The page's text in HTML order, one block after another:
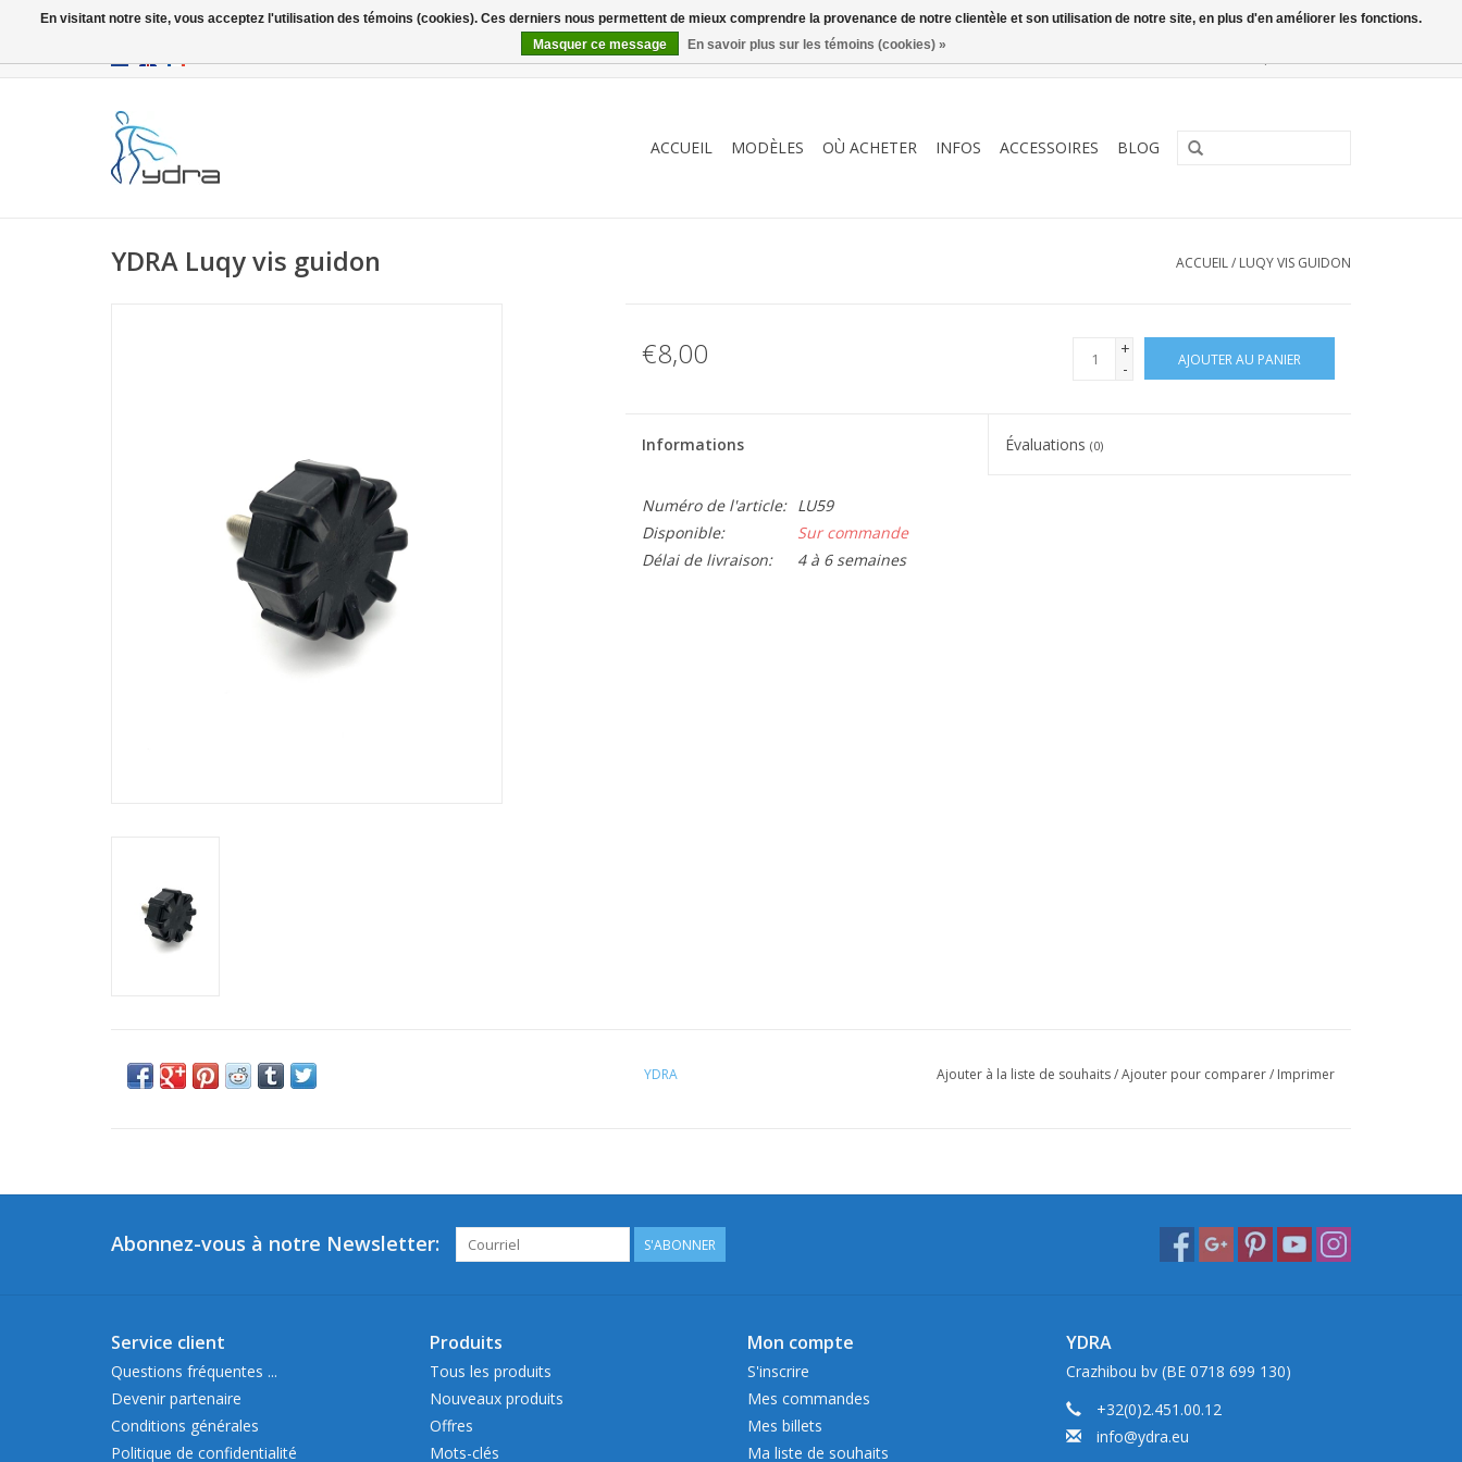
ACCUEIL MODÈLES OÙ ACHETER INFOS ACCESSOIRES BLOG
YDRA Luqy vis guidon ACCUEIL/ LUQY VIS GUIDON
€8,00
+
-
AJOUTER AU PANIER
Informations Évaluations(0)
Numéro de l'article:
LU59
Disponible:
Sur commande
Délai de livraison:
4 à 6 semaines
YDRA Ajouter à la liste de souhaits/Ajouter pour comparer/ Imprimer
Abonnez-vous à notre Newsletter: S'ABONNER
Service client
Questions fréquentes ...
Devenir partenaire
Conditions générales
Politique de confidentialité
Produits
Tous les produits
Nouveaux produits
Offres
Mots-clés
Mon compte
S'inscrire
Mes commandes
Mes billets
Ma liste de souhaits
YDRA
Crazhibou bv (BE 0718 699 130)
+32(0)2.451.00.12
info@ydra.eu
En visitant notre site, vous acceptez l'utilisation des témoins (cookies). Ces derniers nous permettent de mieux comprendre la provenance de notre clientèle et son utilisation de notre site, en plus d'en améliorer les fonctions.
Masquer ce message
En savoir plus sur les témoins (cookies) »